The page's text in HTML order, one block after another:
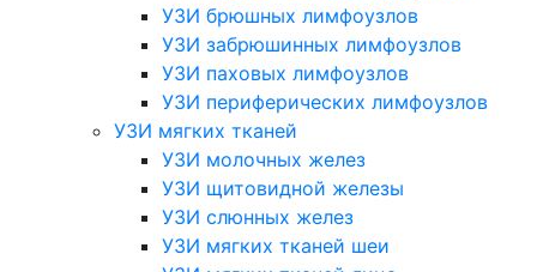
УЗИ брюшных лимфоузлов
УЗИ забрюшинных лимфоузлов
УЗИ паховых лимфоузлов
УЗИ периферических лимфоузлов
УЗИ мягких тканей
УЗИ молочных желез
УЗИ щитовидной железы
УЗИ слюнных желез
УЗИ мягких тканей шеи